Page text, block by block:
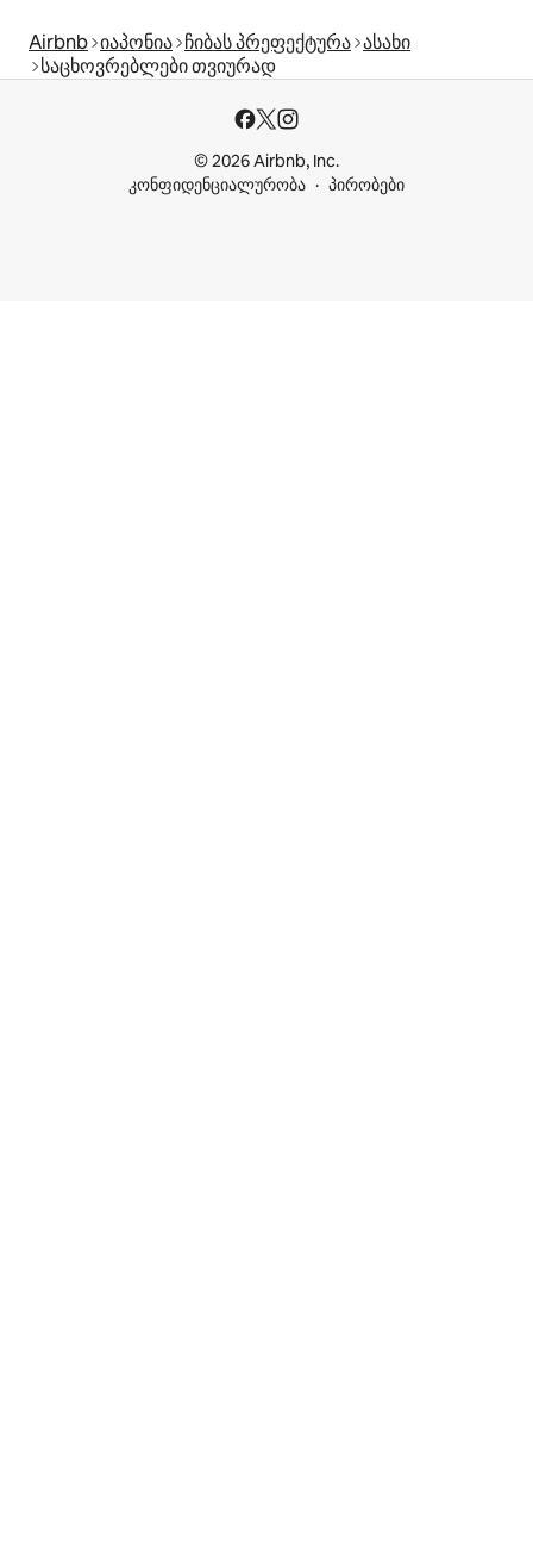
Airbnb იაპონია ჩიბას პრეფექტურა ასახი
საცხოვრებლები თვიურად
© 2026 Airbnb, Inc.
კონფიდენციალურობა
პირობები